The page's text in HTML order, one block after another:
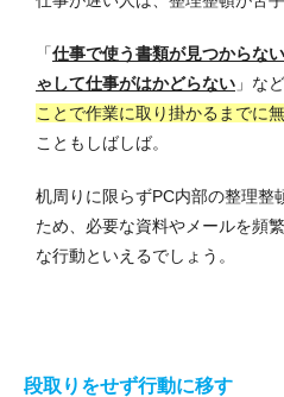
「仕事で使う書類が見つからない
ゃして仕事がはかどらない 」など
ことで作業に取り掛かるまでに
こともしばしば。
机周りに限らずPC内部の整理整
ため、必要な資料やメールを頻
な行動といえるでしょう。
段取りをせず行動に移す